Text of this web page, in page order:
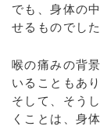
でも、身体の
せるものでした
喉の痛みの背
いることもあり
そして、そう
くことは、身